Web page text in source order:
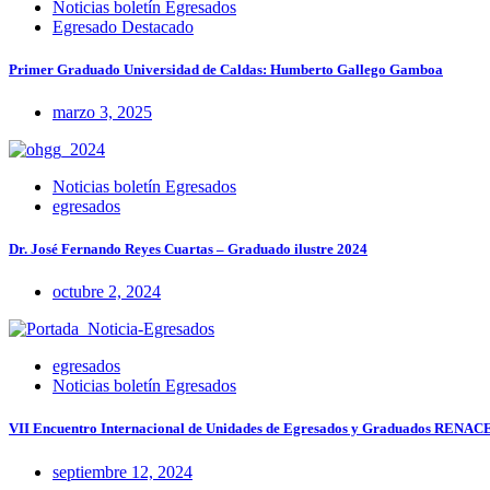
Noticias boletín Egresados
Egresado Destacado
Primer Graduado Universidad de Caldas: Humberto Gallego Gamboa
marzo 3, 2025
Noticias boletín Egresados
egresados
Dr. José Fernando Reyes Cuartas – Graduado ilustre 2024
octubre 2, 2024
egresados
Noticias boletín Egresados
VII Encuentro Internacional de Unidades de Egresados y Graduados
septiembre 12, 2024